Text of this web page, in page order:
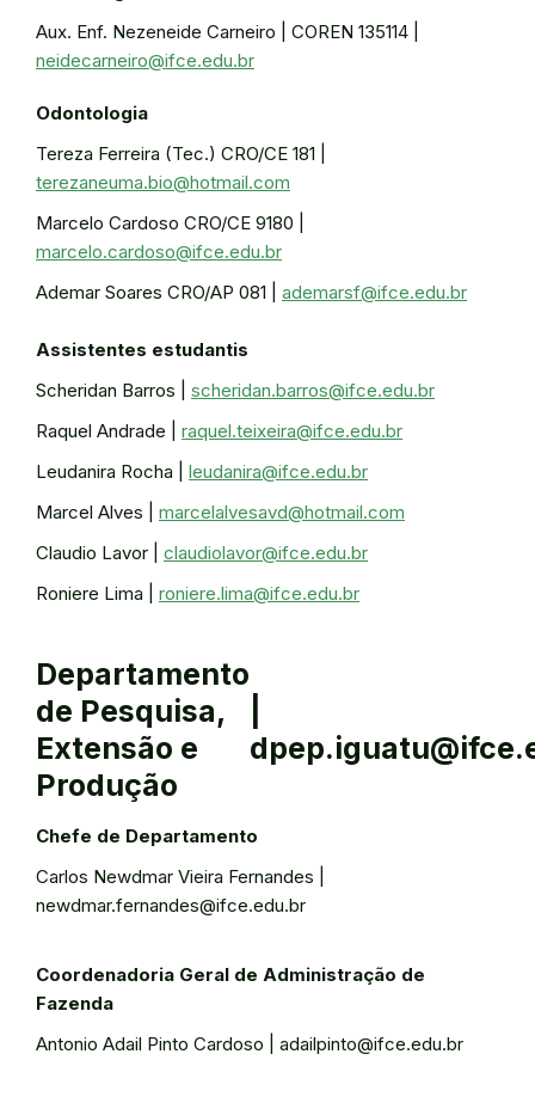
Aux. Enf. Nezeneide Carneiro | COREN 135114 |
neidecarneiro@ifce.edu.br
Odontologia
Tereza Ferreira (Tec.) CRO/CE 181 |
terezaneuma.bio@hotmail.com
Marcelo Cardoso CRO/CE 9180 |
marcelo.cardoso@ifce.edu.br
Ademar Soares CRO/AP 081 | ademarsf@ifce.edu.br
Assistentes estudantis
Scheridan Barros | scheridan.barros@ifce.edu.br
Raquel Andrade | raquel.teixeira@ifce.edu.br
Leudanira Rocha | leudanira@ifce.edu.br
Marcel Alves | marcelalvesavd@hotmail.com
Claudio Lavor | claudiolavor@ifce.edu.br
Roniere Lima | roniere.lima@ifce.edu.br
Departamento
de Pesquisa,
Extensão e
Produção
Chefe de Departamento
Carlos Newdmar Vieira Fernandes |
newdmar.fernandes@ifce.edu.br
Coordenadoria Geral de Administração de
Fazenda
Antonio Adail Pinto Cardoso | adailpinto@ifce.edu.br